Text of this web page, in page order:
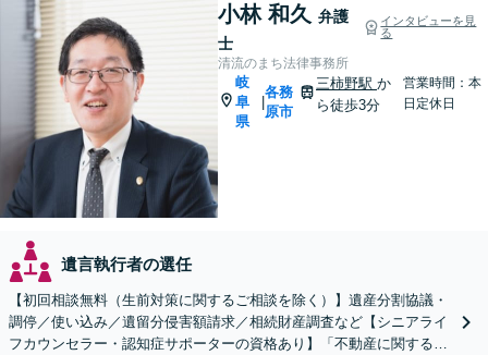
小林 和久 弁護
士
インタビューを見
る
清流のまち法律事務所
岐
阜
県
各務
原市
三柿野駅か
ら徒歩3分
営業時間：本
日定休日
遺言執行者の選任
【初回相談無料（生前対策に関するご相談を除く）】遺産分割協議・
調停／使い込み／遺留分侵害額請求／相続財産調査など【シニアライ
フカウンセラー・認知症サポーターの資格あり】「不動産に関する相